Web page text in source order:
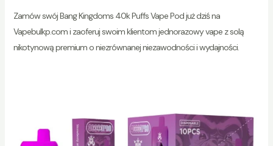
Zamów swój Bang Kingdoms 40k Puffs Vape Pod już dziś na
Vapebulkp.com i zaoferuj swoim klientom jednorazowy vape z solą
nikotynową premium o niezrównanej niezawodności i wydajności.